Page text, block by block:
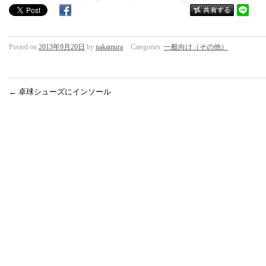
Posted on 2013年9月20日 by nakamura Categories: 一般向け（その他）
← 卓球シューズにインソール